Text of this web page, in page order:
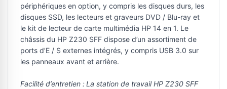
périphériques en option, y compris les disques durs, les
disques SSD, les lecteurs et graveurs DVD / Blu-ray et
le kit de lecteur de carte multimédia HP 14 en 1. Le
châssis du HP Z230 SFF dispose d’un assortiment de
ports d’E / S externes intégrés, y compris USB 3.0 sur
les panneaux avant et arrière.
Facilité d’entretien :La station de travail HP Z230 SFF